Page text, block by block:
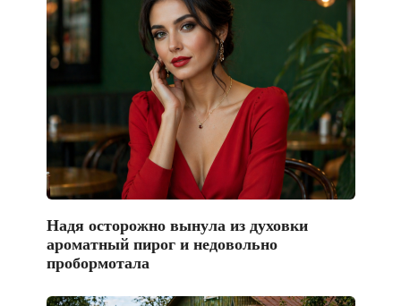
Надя осторожно вынула из духовки
ароматный пирог и недовольно
пробормотала